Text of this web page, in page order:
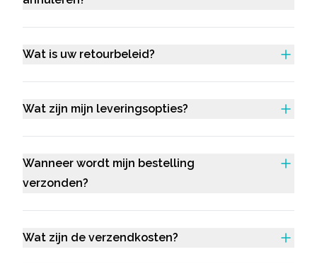
Wat is uw retourbeleid?
Wat zijn mijn leveringsopties?
Wanneer wordt mijn bestelling
verzonden?
Wat zijn de verzendkosten?